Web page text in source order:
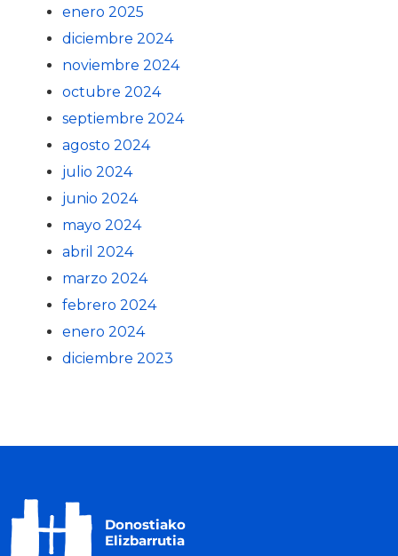
enero 2025
diciembre 2024
noviembre 2024
octubre 2024
septiembre 2024
agosto 2024
julio 2024
junio 2024
mayo 2024
abril 2024
marzo 2024
febrero 2024
enero 2024
diciembre 2023